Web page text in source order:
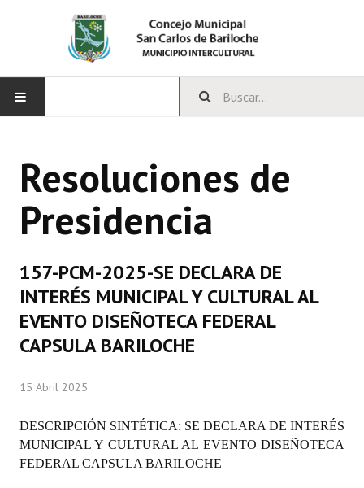
CONCEJO
Bloques Políticos
Comisiones Permanentes
Comisiones Especiales
Concejales Mandato Cumplido
Programas
LEGISLACIÓN
Resoluciones de
Presidencia
157-PCM-2025-SE DECLARA DE
INTERÉS MUNICIPAL Y CULTURAL AL
EVENTO DISEÑOTECA FEDERAL
CAPSULA BARILOCHE
15 Abril 2025
DESCRIPCIÓN SINTÉTICA: SE DECLARA DE INTERÉS
MUNICIPAL Y CULTURAL AL EVENTO DISEÑOTECA
FEDERAL CAPSULA BARILOCHE